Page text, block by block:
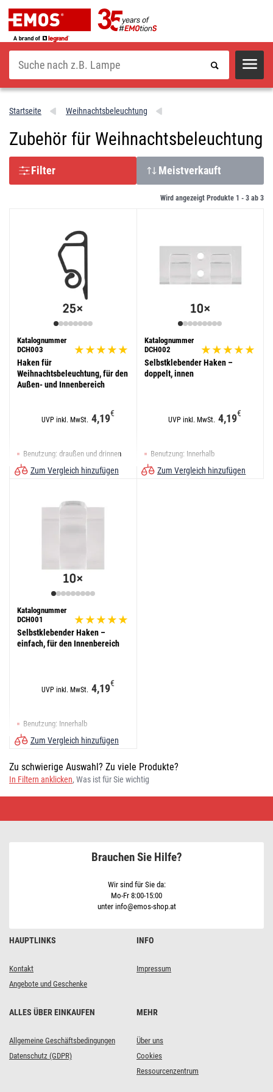
Suche
Startseite Weihnachtsbeleuchtung
Zubehör für Weihnachtsbeleuchtung
Filter Meistverkauft
Wird angezeigt Produkte 1 - 3 ab 3
Katalognummer
DCH003
Haken für
Weihnachtsbeleuchtung, für den
Außen- und Innenbereich
UVP inkl. MwSt. 4,19€
Benutzung: draußen und drinnen
Zum Vergleich hinzufügen
Katalognummer
DCH002
Selbstklebender Haken –
doppelt, innen
UVP inkl. MwSt. 4,19€
Benutzung: Innerhalb
Zum Vergleich hinzufügen
Katalognummer
DCH001
Selbstklebender Haken –
einfach, für den Innenbereich
UVP inkl. MwSt. 4,19€
Benutzung: Innerhalb
Zum Vergleich hinzufügen
Zu schwierige Auswahl? Zu viele Produkte?
In Filtern anklicken, Was ist für Sie wichtig
HAUPTLINKS
Kontakt
Angebote und Geschenke
INFO
Impressum
ALLES ÜBER EINKAUFEN
Allgemeine Geschäftsbedingungen
Datenschutz (GDPR)
MEHR
Über uns
Cookies
Ressourcenzentrum
Brauchen Sie Hilfe?
Wir sind für Sie da:
Mo-Fr 8:00-15:00
unter info@emos-shop.at